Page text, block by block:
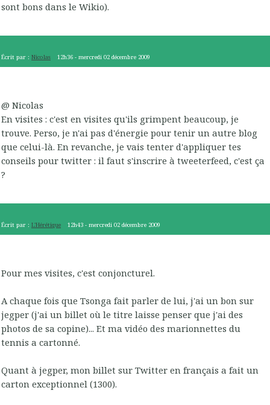
sont bons dans le Wikio).
Écrit par : Nicolas 12h36 -mercredi 02 décembre 2009
@ Nicolas
En visites : c'est en visites qu'ils grimpent beaucoup, je
trouve. Perso, je n'ai pas d'énergie pour tenir un autre blog
que celui-là. En revanche, je vais tenter d'appliquer tes
conseils pour twitter : il faut s'inscrire à tweeterfeed, c'est ça
?
Écrit par : L'Hérétique 12h43 -mercredi 02 décembre 2009
Pour mes visites, c'est conjoncturel.
A chaque fois que Tsonga fait parler de lui, j'ai un bon sur
jegper (j'ai un billet où le titre laisse penser que j'ai des
photos de sa copine)... Et ma vidéo des marionnettes du
tennis a cartonné.
Quant à jegper, mon billet sur Twitter en français a fait un
carton exceptionnel (1300).